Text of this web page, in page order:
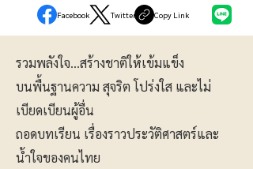
Facebook Twitter Copy Link
รวมพลังใจ…สร้างชาติให้เข้มแข็ง
บนพื้นฐานความ สุจริต โปร่งใส และไม่
เบียดเบียนผู้อื่น
ถอดบทเรียน เรื่องราวประวัติศาสตร์และ
น้ำใจของคนไทย